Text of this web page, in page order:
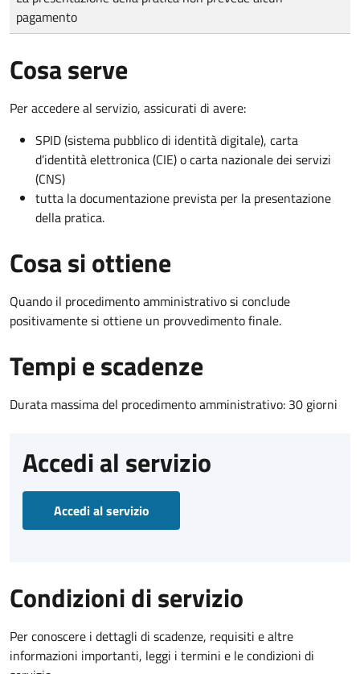
pagamento
Cosa serve
Per accedere al servizio, assicurati di avere:
SPID (sistema pubblico di identità digitale), carta
d’identità elettronica (CIE) o carta nazionale dei servizi
(CNS)
tutta la documentazione prevista per la presentazione
della pratica.
Cosa si ottiene
Quando il procedimento amministrativo si conclude
positivamente si ottiene un provvedimento finale.
Tempi e scadenze
Durata massima del procedimento amministrativo: 30 giorni
Accedi al servizio
Accedi al servizio
Condizioni di servizio
Per conoscere i dettagli di scadenze, requisiti e altre
informazioni importanti, leggi i termini e le condizioni di